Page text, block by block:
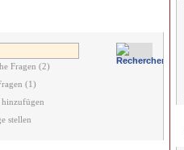
Fragen (2)
(1)
stellen